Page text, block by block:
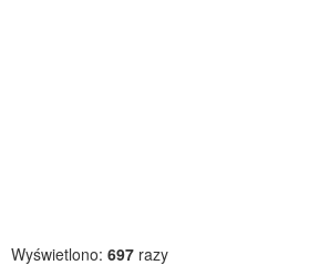
Wyświetlono: 697 razy